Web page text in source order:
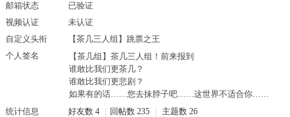
邮箱状态
已验证
视频认证
未认证
自定义头衔
【茶几三人组】跳票之王
个人签名
【茶几组】茶几三人组！前来报到
谁敢比我们更茶几？
谁敢比我们更悲剧？
如果有的话……您去抹脖子吧……这世界不适合你……
统计信息
好友数 4 回帖数 235 主题数 26